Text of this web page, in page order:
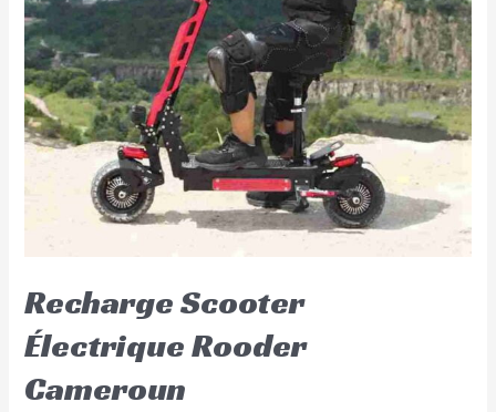
Recharge Scooter
Électrique Rooder
Cameroun